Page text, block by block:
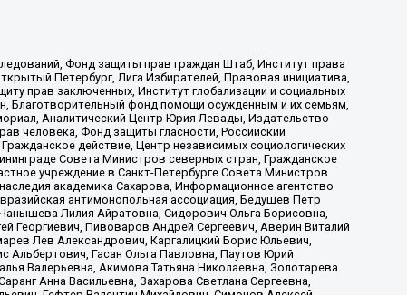
Фонд защиты прав граждан Штаб, Институт права
Петербург, Лига Избирателей, Правовая инициатива,
прав заключенных, Институт глобализации и социальных
Благотворительный фонд помощи осужденным и их семьям,
Аналитический Центр Юрия Левады, Издательство
человека, Фонд защиты гласности, Российский
действие, Центр независимых социологических
Совета Министров северных стран, Гражданское
учреждение в Санкт-Петербурге Совета Министров
академика Сахарова, Информационное агентство
антимонопольная ассоциация, Бедушев Петр
Лилия Айратовна, Сидорович Ольга Борисовна,
Георгиевич, Пивоваров Андрей Сергеевич, Аверин Виталий
Лев Александрович, Каргалицкий Борис Юльевич,
Альбертович, Гасан Ольга Павловна, Паутов Юрий
Валерьевна, Акимова Татьяна Николаевна, Золотарева
Анна Васильевна, Захарова Светлана Сергеевна,